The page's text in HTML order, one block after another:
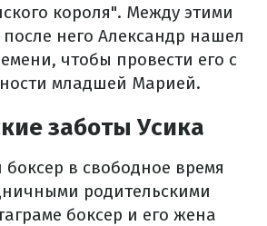
короля". Между этими
него Александр нашел
чтобы провести его с
младшей Марией.
заботы Усика
в свободное время
родительскими
боксер и его жена